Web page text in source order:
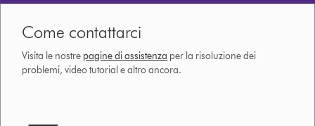
Come contattarci
Visita le nostre pagine di assistenza per la risoluzione dei
problemi, video tutorial e altro ancora.